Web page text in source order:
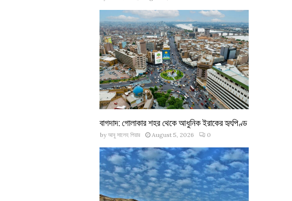
বাগদাদ: গোলাকার শহর থেকে আধুনিক ইরাকের হৃৎপিণ্ড
by আবু সালেহ পিয়ার August 5, 2026 0